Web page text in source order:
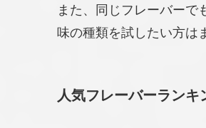
また、同じフレーバーで
味の種類を試したい方は
人気フレーバーランキ